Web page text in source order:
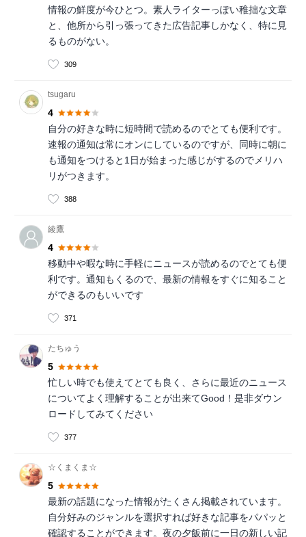
情報の鮮度が今ひとつ。素人ライターっぽい稚拙な文章
と、他所から引っ張ってきた広告記事しかなく、特に見
るものがない。
309
tsugaru
4
自分の好きな時に短時間で読めるのでとても便利です。
速報の通知は常にオンにしているのですが、同時に朝に
も通知をつけると1日が始まった感じがするのでメリハ
リがつきます。
388
綾鷹
4
移動中や暇な時に手軽にニュースが読めるのでとても便
利です。通知もくるので、最新の情報をすぐに知ること
ができるのもいいです
371
たちゅう
5
忙しい時でも使えてとても良く、さらに最近のニュース
についてよく理解することが出来てGood！是非ダウン
ロードしてみてください
377
☆くまくま☆
5
最新の話題になった情報がたくさん掲載されています。
自分好みのジャンルを選択すれば好きな記事をパパッと
確認することができます。夜の夕飯前に一日の新しい記